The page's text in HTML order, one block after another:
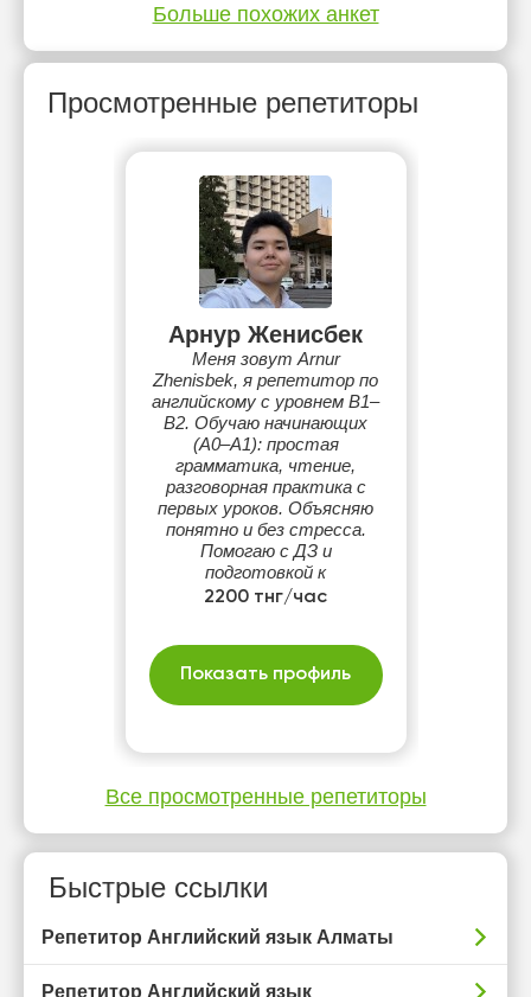
Больше похожих анкет
Просмотренные репетиторы
Арнур Женисбек
Меня зовут Arnur
Zhenisbek, я репетитор по
английскому с уровнем B1–
B2. Обучаю начинающих
(A0–A1): простая
грамматика, чтение,
разговорная практика с
первых уроков. Объясняю
понятно и без стресса.
Помогаю с ДЗ и
подготовкой к
контрольным. Создаю
2200 тнг/час
Показать профиль
Все просмотренные репетиторы
Быстрые ссылки
Репетитор Английский язык Алматы
Репетитор Английский язык